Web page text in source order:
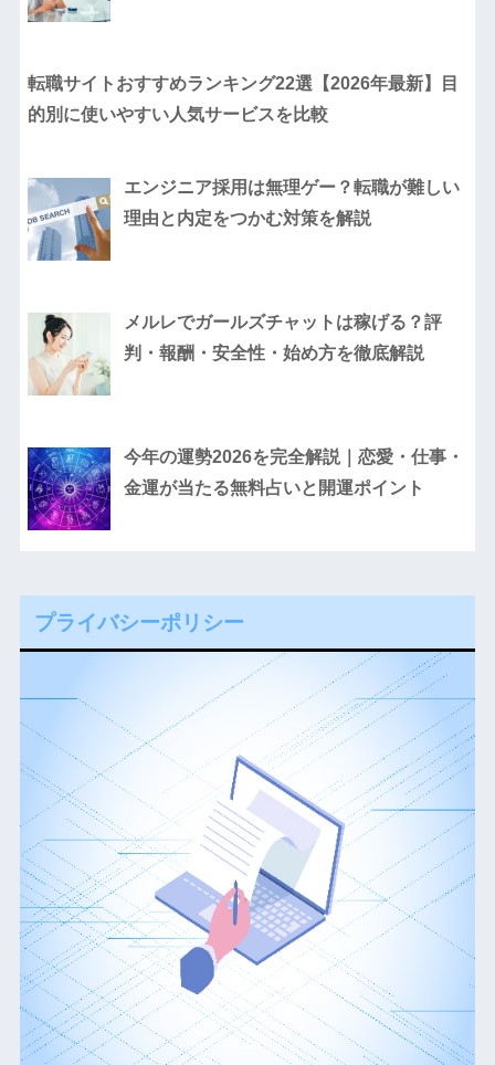
転職サイトおすすめランキング22選【2026年最新】目
的別に使いやすい人気サービスを比較
エンジニア採用は無理ゲー？転職が難しい
理由と内定をつかむ対策を解説
メルレでガールズチャットは稼げる？評
判・報酬・安全性・始め方を徹底解説
今年の運勢2026を完全解説｜恋愛・仕事・
金運が当たる無料占いと開運ポイント
プライバシーポリシー